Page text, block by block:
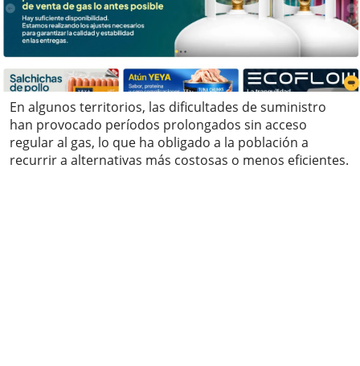
En algunos territorios, las dificultades de suministro
han provocado períodos prolongados sin acceso
regular al gas, lo que ha obligado a la población a
recurrir a alternativas más costosas o menos eficientes.